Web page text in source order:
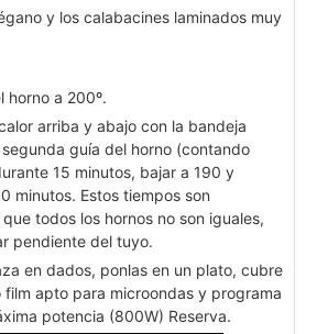
y los calabacines laminados muy
horno a 200º.
arriba y abajo con la bandeja
guía del horno (contando
15 minutos, bajar a 190 y
minutos. Estos tiempos son
todos los hornos no son iguales,
pendiente del tuyo.
en dados, ponlas en un plato, cubre
film apto para microondas y programa
potencia (800W) Reserva.